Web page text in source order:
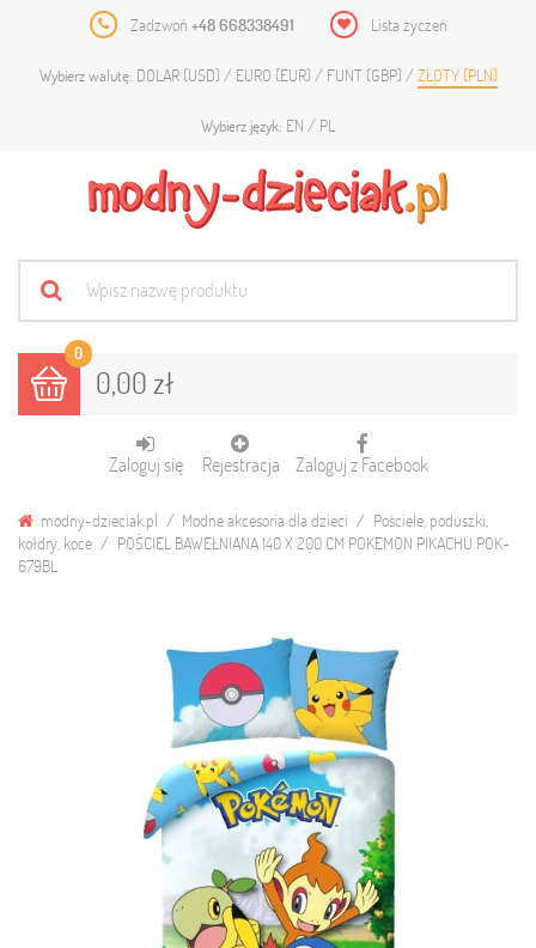
Zadzwoń +48 668338491 Lista życzeń
Wybierz walutę: DOLAR (USD) EURO (EUR) FUNT (GBP) ZŁOTY (PLN)
Wybierz język: EN PL
0
0,00 zł
Zaloguj się Rejestracja Zaloguj z Facebook
modny-dzieciak.pl Modne akcesoria dla dzieci
Pościele, poduszki,
kołdry, koce
POŚCIEL BAWEŁNIANA 140 X 200 CM POKEMON PIKACHU POK-
679BL